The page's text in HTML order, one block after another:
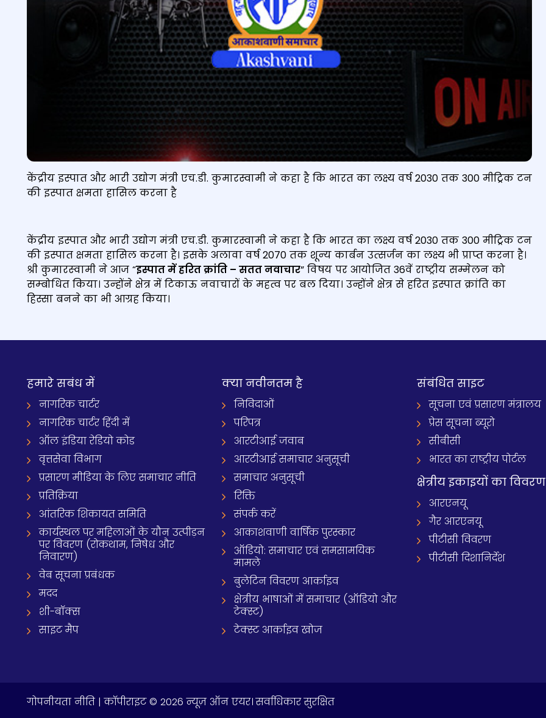
केंद्रीय इस्पात और भारी उद्योग मंत्री एच.डी. कुमारस्वामी ने कहा है कि भारत का लक्ष्य वर्ष 2030 तक 300 मीट्रिक टन
की इस्पात क्षमता हासिल करना है
केंद्रीय इस्पात और भारी उद्योग मंत्री एच.डी. कुमारस्वामी ने कहा है कि भारत का लक्ष्य वर्ष 2030 तक 300 मीट्रिक टन
की इस्पात क्षमता हासिल करना है। इसके अलावा वर्ष 2070 तक शून्‍य कार्बन उत्‍सर्जन का लक्ष्य भी प्राप्‍त करना है।
श्री कुमारस्‍वामी ने आज “इस्पात में हरित क्रांति – सतत नवाचार” विषय पर आयोजित 36वें राष्ट्रीय सम्मेलन को
सम्‍बोधित किया। उन्‍होंने क्षेत्र में टिकाऊ नवाचारों के महत्व पर बल दिया। उन्होंने क्षेत्र से हरित इस्पात क्रांति का
हिस्सा बनने का भी आग्रह किया।
हमारे सबंध में
नागरिक चार्टर
नागरिक चार्टर हिंदी में
ऑल इंडिया रेडियो कोड
वृत्तसेवा विभाग
प्रसारण मीडिया के लिए समाचार नीति
प्रतिक्रिया
आंतरिक शिकायत समिति
कार्यस्थल पर महिलाओं के यौन उत्पीड़न
पर विवरण (रोकथाम, निषेध और
निवारण)
वेब सूचना प्रबंधक
मदद
शी-बॉक्स
साइट मैप
क्‍या नवीनतम है
निविदाओं
परिपत्र
आरटीआई जवाब
आरटीआई समाचार अनुसूची
समाचार अनुसूची
रिक्ति
संपर्क करें
आकाशवाणी वार्षिक पुरस्कार
ऑडियो: समाचार एवं समसामयिक
मामले
बुलेटिन विवरण आर्काइव
क्षेत्रीय भाषाओं में समाचार (ऑडियो और
टेक्स्ट)
टेक्स्ट आर्काइव खोज
संबंधित साइट
सूचना एवं प्रसारण मंत्रालय
प्रेस सूचना ब्यूरो
सीबीसी
भारत का राष्ट्रीय पोर्टल
क्षेत्रीय इकाइयों का विवरण
आरएनयू
गैर आरएनयू
पीटीसी विवरण
पीटीसी दिशानिर्देश
गोपनीयता नीति| कॉपीराइट © 2026 न्यूज़ ऑन एयर। सर्वाधिकार सुरक्षित